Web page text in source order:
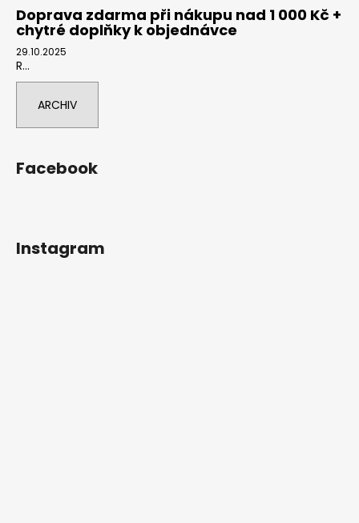
Doprava zdarma při nákupu nad 1 000 Kč +
chytré doplňky k objednávce
29.10.2025
R...
ARCHIV
Facebook
Instagram